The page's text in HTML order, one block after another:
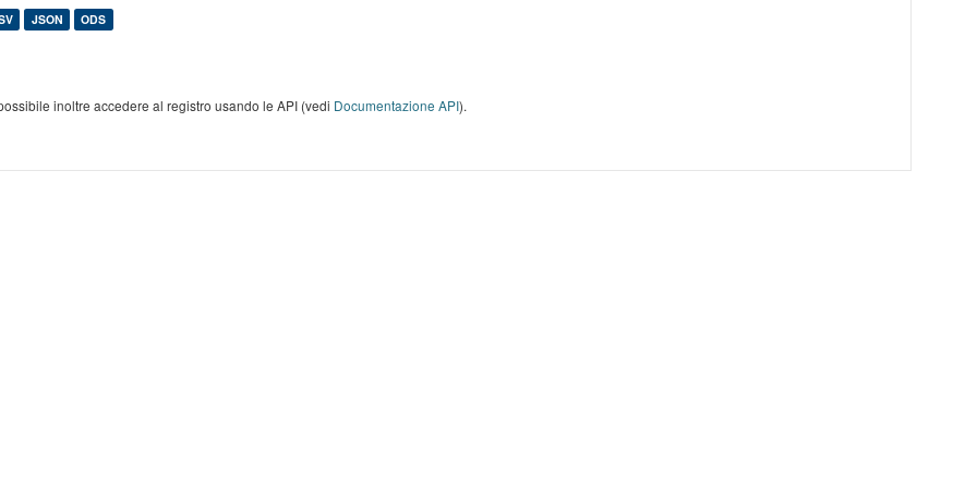
JSON ODS
inoltre accedere al registro usando le API (vedi Documentazione API).